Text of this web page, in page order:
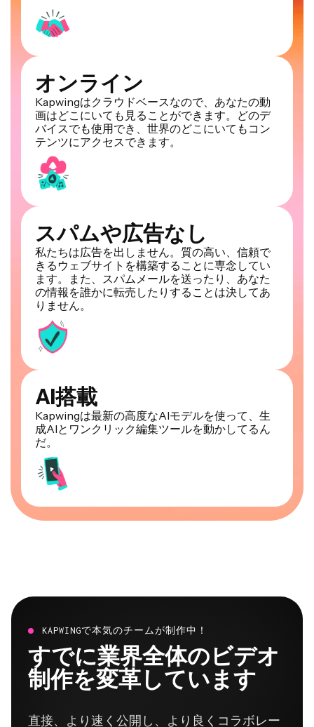
オンライン
Kapwingはクラウドベースなので、あなたの動
画はどこにいても見ることができます。どのデ
バイスでも使用でき、世界のどこにいてもコン
テンツにアクセスできます。
スパムや広告なし
私たちは広告を出しません。質の高い、信頼で
きるウェブサイトを構築することに専念してい
ます。また、スパムメールを送ったり、あなた
の情報を誰かに転売したりすることは決してあ
りません。
AI搭載
Kapwingは最新の高度なAIモデルを使って、生
成AIとワンクリック編集ツールを動かしてるん
だ。
KAPWINGで本気のチームが制作中！
すでに業界全体のビデオ
制作を変革しています
直接、より速く公開し、より良くコラボレー